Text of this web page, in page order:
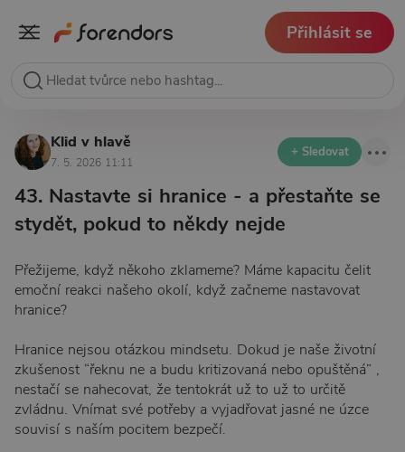
Přihlásit se
Klid v hlavě
7. 5. 2026 11:11
+ Sledovat
43. Nastavte si hranice - a přestaňte se
stydět, pokud to někdy nejde
Přežijeme, když někoho zklameme? Máme kapacitu čelit
emoční reakci našeho okolí, když začneme nastavovat
hranice?
Hranice nejsou otázkou mindsetu. Dokud je naše životní
zkušenost “řeknu ne a budu kritizovaná nebo opuštěná” ,
nestačí se nahecovat, že tentokrát už to už to určitě
zvládnu. Vnímat své potřeby a vyjadřovat jasné ne úzce
souvisí s naším pocitem bezpečí.